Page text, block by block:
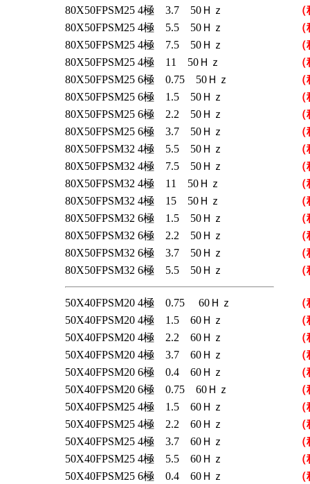
80X50FPSM25 4極 3.7 50Ｈｚ
80X50FPSM25 4極 5.5 50Ｈｚ
80X50FPSM25 4極 7.5 50Ｈｚ
80X50FPSM25 4極 11 50Ｈｚ
80X50FPSM25 6極 0.75 50Ｈｚ
80X50FPSM25 6極 1.5 50Ｈｚ
80X50FPSM25 6極 2.2 50Ｈｚ
80X50FPSM25 6極 3.7 50Ｈｚ
80X50FPSM32 4極 5.5 50Ｈｚ
80X50FPSM32 4極 7.5 50Ｈｚ
80X50FPSM32 4極 11 50Ｈｚ
80X50FPSM32 4極 15 50Ｈｚ
80X50FPSM32 6極 1.5 50Ｈｚ
80X50FPSM32 6極 2.2 50Ｈｚ
80X50FPSM32 6極 3.7 50Ｈｚ
80X50FPSM32 6極 5.5 50Ｈｚ
50X40FPSM20 4極 0.75 60Ｈｚ
50X40FPSM20 4極 1.5 60Ｈｚ
50X40FPSM20 4極 2.2 60Ｈｚ
50X40FPSM20 4極 3.7 60Ｈｚ
50X40FPSM20 6極 0.4 60Ｈｚ
50X40FPSM20 6極 0.75 60Ｈｚ
50X40FPSM25 4極 1.5 60Ｈｚ
50X40FPSM25 4極 2.2 60Ｈｚ
50X40FPSM25 4極 3.7 60Ｈｚ
50X40FPSM25 4極 5.5 60Ｈｚ
50X40FPSM25 6極 0.4 60Ｈｚ